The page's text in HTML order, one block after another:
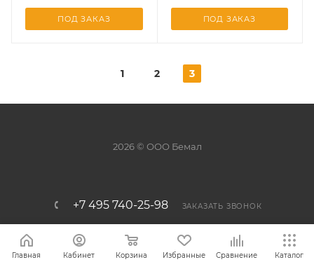
ПОД ЗАКАЗ ПОД ЗАКАЗ
1 2 3
2026 © ООО Бемал
+7 495 740-25-98 ЗАКАЗАТЬ ЗВОНОК
info@bemal.ru
г. Москва, 1-й Варшавский проезд,
Главная Кабинет Корзина Избранные Сравнение Каталог